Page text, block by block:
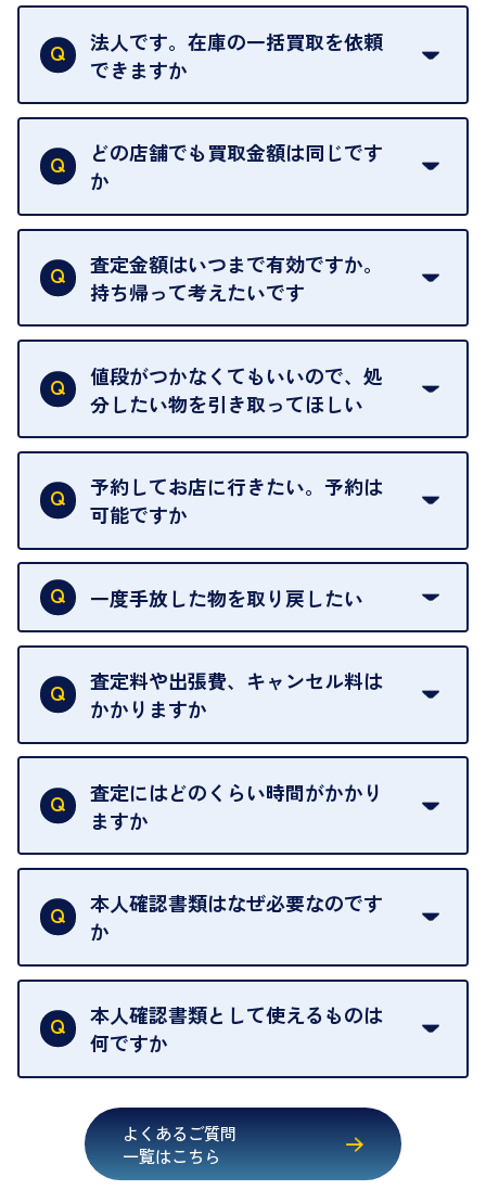
はい。1点でもお伺いします。
法人です。在庫の一括買取を依頼
できますか
はい。喜んで承ります。出張買取をご利用くださ
い。
ご指定の場所にお伺いします。
どの店舗でも買取金額は同じです
か
はい。全店舗一律です。
ただし、中古市場は日々変動するため、査定した日
によって査定額が変わることはございます。
査定金額はいつまで有効ですか。
持ち帰って考えたいです
査定額は当日限り有効です。
中古市場が日々変動するため、翌日には査定額が変
わることがございます。
値段がつかなくてもいいので、処
分したい物を引き取ってほしい
再販不可能な物は、場合によってはお断りすること
がございます。ご了承ください。
予約してお店に行きたい。予約は
可能ですか
申し訳ありませんが、現在はご来店の予約は承って
おりません。
を整えておりますので、お好きな時にお越しくださ
い。
お急ぎの場合はスタッフに一言お声がけください。
可能な限り、迅速に対応させていただきます。
一度手放した物を取り戻したい
当店は質店ではありませんので、買い取ったお品物
は基本的に販売へと回されます。買い戻しはできま
せんので、ご了承ください。
グオフが可能です。
契約破棄という形で、お品物をお戻しすることがで
きます。
売却当日を含む8日間のうちに、お気軽にお申し出
出張買取のお品物は、8日間保管しております。
査定料や出張費、キャンセル料は
かかりますか
一切いただいておりません。査定金額にご納得いた
だけない場合は、その場でお断りいただいても問題
ございません。お気軽にご相談ください。
査定にはどのくらい時間がかかり
ますか
お品物の内容や点数によって異なりますが、店頭買
取の場合は1点あたり数分程度が目安です。大量の
お品物の場合は、お時間をいただくことがございま
本人確認書類はなぜ必要なのです
か
買取店は古物営業法により、お客様のご本人確認を
行うことが義務付けられています。安心してお取引
いただくためにも、ご協力をお願いいたします。
本人確認書類として使えるものは
何ですか
・健康保険証確認書
・マイナンバーカード
・在留カード
よくあるご質問
一覧はこちら